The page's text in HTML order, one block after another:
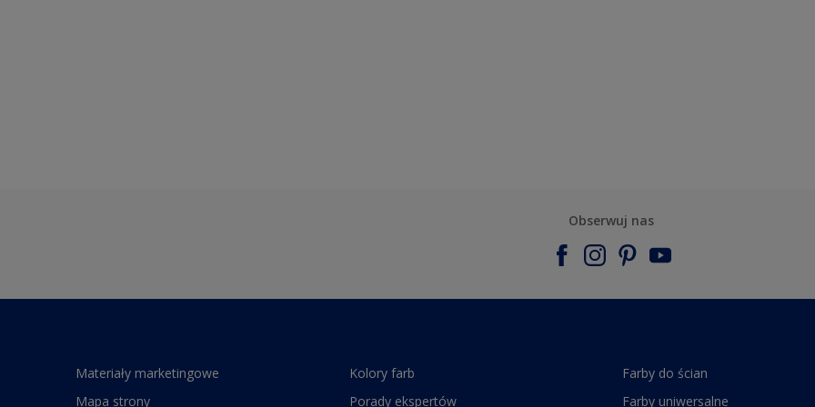
Obserwuj nas
Materiały marketingowe
Mapa strony
Kolory farb
Porady ekspertów
Farby do ścian
Farby uniwersalne